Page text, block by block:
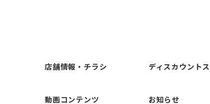
店舗情報・チラシ
動画コンテンツ
ディスカウント
お知らせ